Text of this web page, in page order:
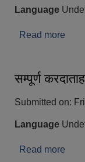
Language
Read more
सम्पूर्ण
Submitted on:
Language
Read more